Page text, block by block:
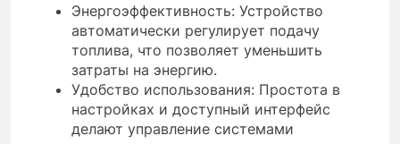
Энергоэффективность: Устройство
автоматически регулирует подачу
топлива, что позволяет уменьшить
затраты на энергию.
Удобство использования: Простота в
настройках и доступный интерфейс
делают управление системами